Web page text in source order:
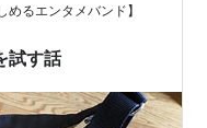
るエンタメバンド】
試す話